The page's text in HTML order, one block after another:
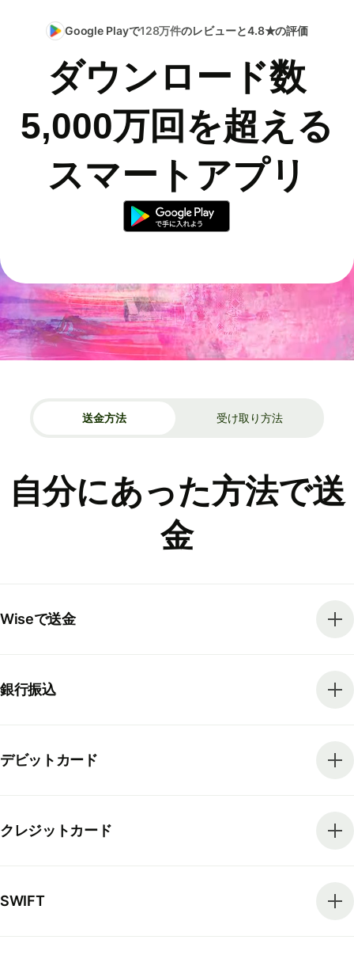
Google Playで128万件のレビューと4.8★の評価
ダウンロード数
5,000万回を超える
スマートアプリ
送金方法 受け取り方法
自分にあった方法で送
金
Wiseで送金
銀行振込
デビットカード
クレジットカード
SWIFT